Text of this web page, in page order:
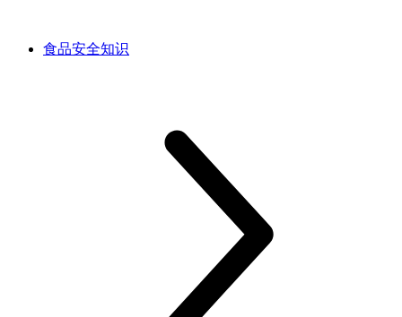
食品安全知识